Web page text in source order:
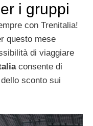
i gruppi
con Trenitalia!
questo mese
di viaggiare
consente di
sconto sui